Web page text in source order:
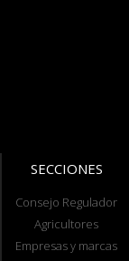
SECCIONES
Consejo Regulador
Agricultores
Empresas y marcas